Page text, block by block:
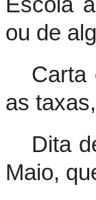
Escola
ou de
Carta
as
Dita
Maio,